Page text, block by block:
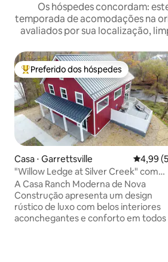
Os hóspedes concordam:
temporada de acomodações na
avaliados por sua localização,
Entre os melhores preferidos dos
Preferido dos hóspedes
Casa ⋅ Garrettsville 4,99 de
4,99
"Willow Ledge at Silver Creek" com
banheira de hidromassagem privativa
A Casa Ranch Moderna de Nova
Construção apresenta um design
rústico de luxo com belos interiores
aconchegantes e conforto em todos